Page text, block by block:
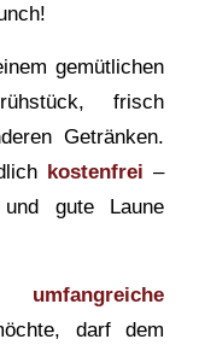
gemütlichen
frisch
Getränken.
kostenfrei –
gute Laune
umfangreiche
darf dem